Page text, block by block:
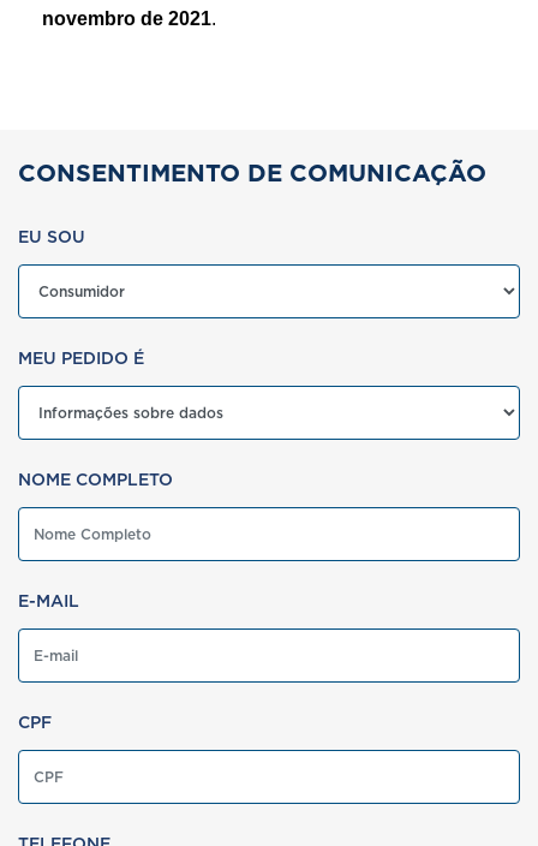
novembro de 2021.
CONSENTIMENTO DE COMUNICAÇÃO
EU SOU
MEU PEDIDO É
NOME COMPLETO
E-MAIL
CPF